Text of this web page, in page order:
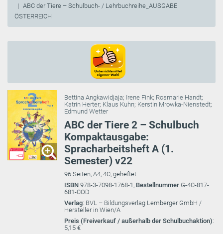
ABC der Tiere – Schulbuch- / Lehrbuchreihe_AUSGABE
ÖSTERREICH
Bettina Angkawidjaja; Irene Fink; Rosmarie Handt;
Katrin Herter; Klaus Kuhn; Kerstin Mrowka-Nienstedt;
Edmund Wetter
ABC der Tiere 2 – Schulbuch
Kompaktausgabe:
Spracharbeitsheft A (1.
Semester) v22
96 Seiten, A4, 4C, geheftet
ISBN 978-3-7098-1768-1, Bestellnummer G-4C-817-
681-COD
Verlag: BVL – Bildungsverlag Lemberger GmbH /
Hersteller in Wien/A
Preis (Freiverkauf / außerhalb der Schulbuchaktion):
5,15 €